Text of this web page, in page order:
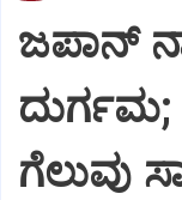
ಜಪಾನ್‌
ದುರ್ಗಮ;
ಗೆಲುವು